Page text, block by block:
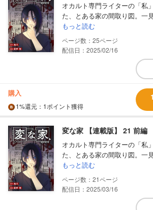
オカルト専門ライターの「私
た、とある家の間取り図。一
もっと読む
25
配信日：2025/02/16
購入
1%還元 ：1ポイント獲得
変な家 【連載版】 21 前編
オカルト専門ライターの「私
た、とある家の間取り図。一
もっと読む
21
配信日：2025/03/16